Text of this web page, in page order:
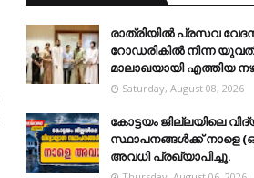
രാത്രിയില്‍ പ്രസവ
റോഡരികില്‍ നിന്ന
മാലാഖയായി എത്തിയ
Saturday, August 08, 2026
കോട്ടയം ജില്ലയിലെ
സ്ഥാപനങ്ങള്‍ക്ക് നാളെ
അവധി പ്രഖ്യാപിച്ചു.